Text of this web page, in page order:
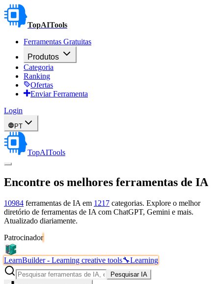
TopAITools
Ferramentas Gratuitas
Produtos
Categoria
Ranking
Ofertas
Enviar Ferramenta
Login
PT
TopAITools
Encontre os melhores ferramentas de IA
10984 ferramentas de IA em 1217 categorias. Explore o melhor
diretório de ferramentas de IA com ChatGPT, Gemini e mais.
Atualizado diariamente.
Patrocinador
LearnBuilder - Learning creative tools🔧Learning
Pesquisar IA